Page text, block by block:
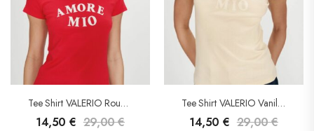
Tee Shirt VALERIO Rouge – Grace&Mila
14,50 € 29,00€
Tee Shirt VALERIO Vanille – Grace&Mila
14,50 € 29,00€